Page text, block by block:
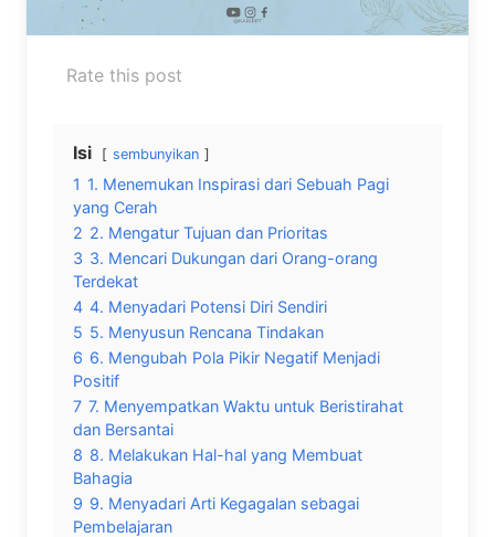
Rate this post
Isi sembunyikan
1 1. Menemukan Inspirasi dari Sebuah Pagi
yang Cerah
2 2. Mengatur Tujuan dan Prioritas
3 3. Mencari Dukungan dari Orang-orang
Terdekat
4 4. Menyadari Potensi Diri Sendiri
5 5. Menyusun Rencana Tindakan
6 6. Mengubah Pola Pikir Negatif Menjadi
Positif
7 7. Menyempatkan Waktu untuk Beristirahat
dan Bersantai
8 8. Melakukan Hal-hal yang Membuat
Bahagia
9 9. Menyadari Arti Kegagalan sebagai
Pembelajaran